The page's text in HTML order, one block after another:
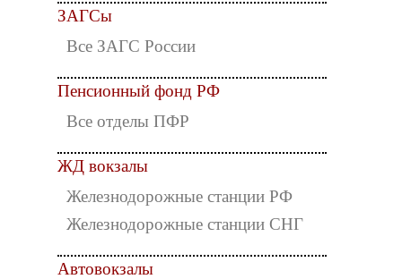
ЗАГСы
Все ЗАГС России
Пенсионный фонд РФ
Все отделы ПФР
ЖД вокзалы
Железнодорожные станции РФ
Железнодорожные станции СНГ
Автовокзалы